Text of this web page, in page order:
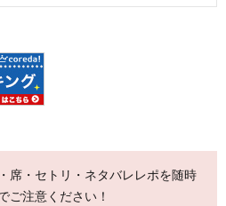
席・セトリ・ネタバレレポを随時
ご注意ください！